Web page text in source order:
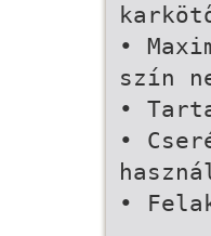
•
szín
•
•
•